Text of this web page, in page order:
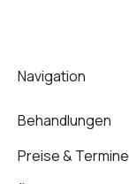
Navigation
Behandlungen
Preise & Termine